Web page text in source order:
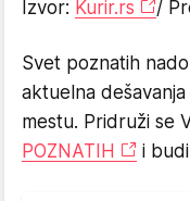
Izvor: Kurir.rs /
Svet poznatih
aktuelna
mestu. Pridruži se
POZNATIH
i